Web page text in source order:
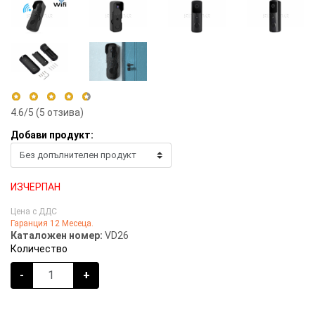
4.6/5 (5 отзива)
5 stars
60%
4 stars
40%
3 stars
1 star
Добави продукт:
ИЗЧЕРПАН
Цена с ДДС
Гаранция 12 Месеца.
Каталожен номер: VD26
Количество
- +